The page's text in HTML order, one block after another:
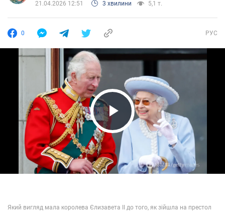
21.04.2026 12:51 3 хвилини 5,1 т.
0 РУС
Play Video